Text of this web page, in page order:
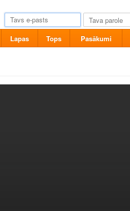
Lapas Tops Pasākumi